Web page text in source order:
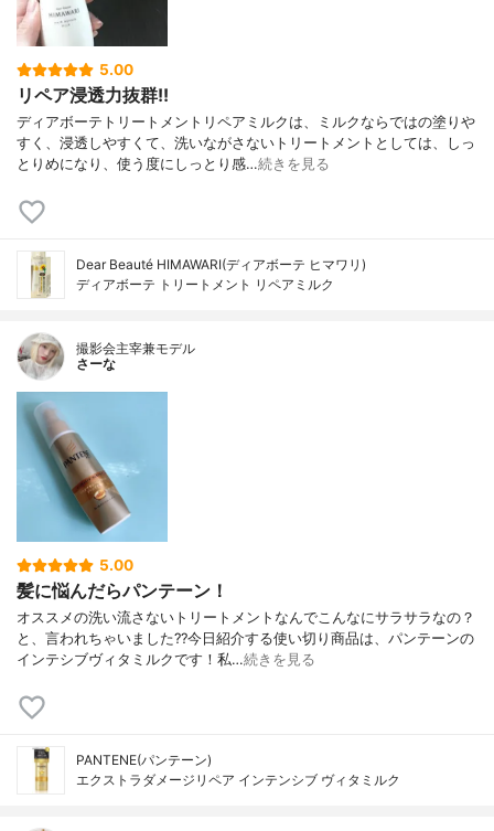
5.00
リペア浸透力抜群!!
ディアボーテトリートメントリペアミルクは、ミルクならではの塗りや
すく、浸透しやすくて、洗いながさないトリートメントとしては、しっ
とりめになり、使う度にしっとり感…続きを見る
Dear Beauté HIMAWARI(ディアボーテ ヒマワリ)
ディアボーテ トリートメント リペアミルク
撮影会主宰兼モデル
さーな
5.00
髪に悩んだらパンテーン！
オススメの洗い流さないトリートメントなんでこんなにサラサラなの？
と、言われちゃいました??今日紹介する使い切り商品は、パンテーンの
インテシブヴィタミルクです！私…続きを見る
PANTENE(パンテーン)
エクストラダメージリペア インテンシブ ヴィタミルク